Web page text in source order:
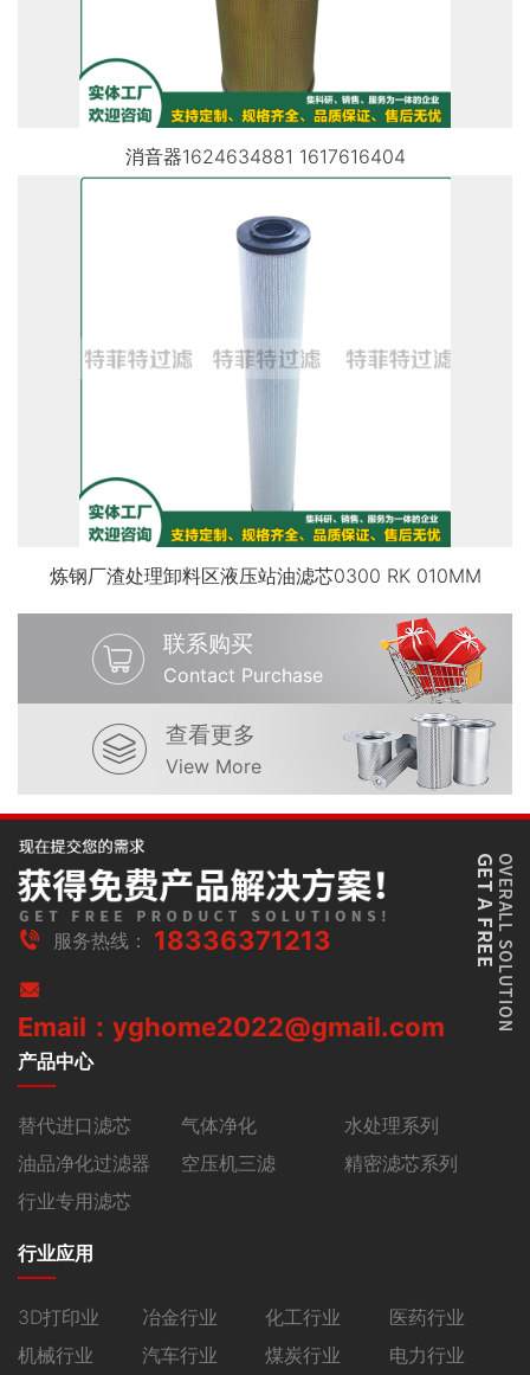
消音器1624634881 1617616404
炼钢厂渣处理卸料区液压站油滤芯0300 RK 010MM
联系购买
Contact Purchase
查看更多
View More
服务热线： 18336371213
Email：yghome2022@gmail.com
产品中心
替代进口滤芯 气体净化
水处理系列
油品净化过滤器
空压机三滤
精密滤芯系列
行业专用滤芯
行业应用
3D打印业 冶金行业 化工行业
医药行业
机械行业
汽车行业 煤炭行业 电力行业